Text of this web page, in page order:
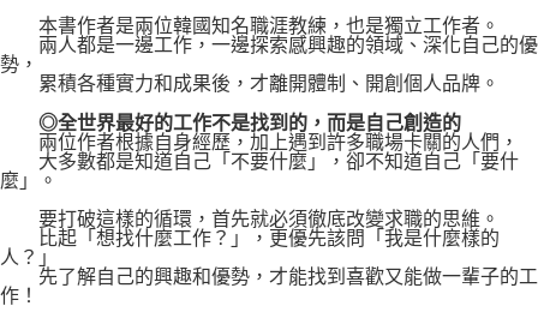
本書作者是兩位韓國知名職涯教練，也是獨立工作者。
兩人都是一邊工作，一邊探索感興趣的領域、深化自己的優
勢，
累積各種實力和成果後，才離開體制、開創個人品牌。
◎全世界最好的工作不是找到的，而是自己創造的
兩位作者根據自身經歷，加上遇到許多職場卡關的人們，
大多數都是知道自己「不要什麼」，卻不知道自己「要什
麼」。
要打破這樣的循環，首先就必須徹底改變求職的思維。
比起「想找什麼工作？」，更優先該問「我是什麼樣的
人？」
先了解自己的興趣和優勢，才能找到喜歡又能做一輩子的工
作！